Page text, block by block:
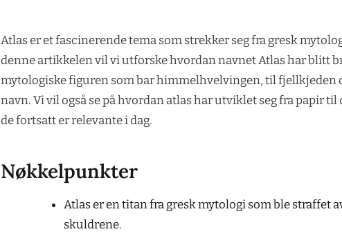
Atlas er et fascinerende tema som strekker seg fra gresk
denne artikkelen vil vi utforske hvordan navnet Atlas har blitt
mytologiske figuren som bar himmelhvelvingen, til fjellkjeden
navn. Vi vil også se på hvordan atlas har utviklet seg fra papir
de fortsatt er relevante i dag.
Nøkkelpunkter
Atlas er en titan fra gresk mytologi som ble straffet
skuldrene.